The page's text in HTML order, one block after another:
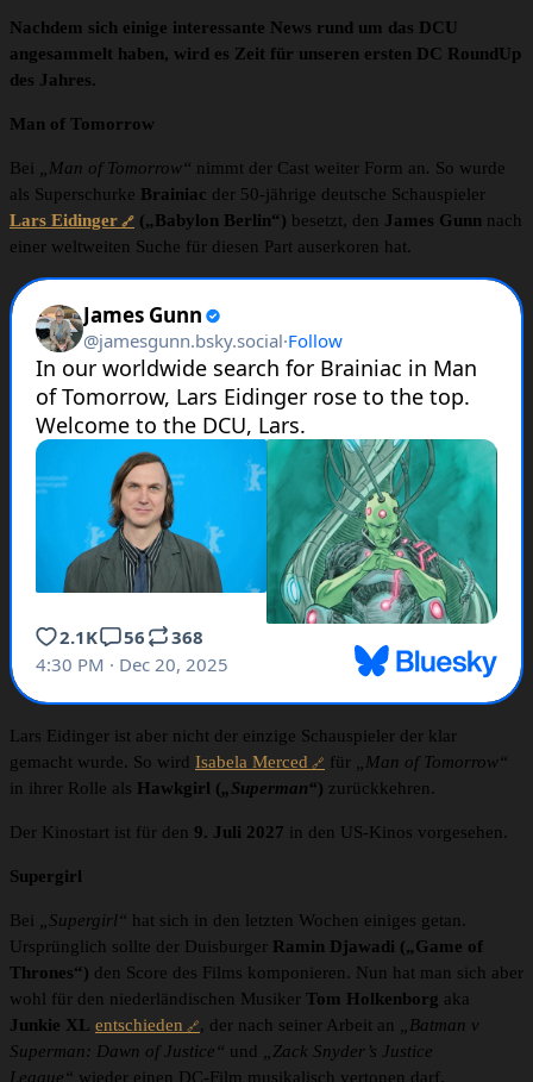
Nachdem sich einige interessante News rund um das DCU
angesammelt haben, wird es Zeit für unseren ersten DC RoundUp
des Jahres.
Man of Tomorrow
Bei „Man of Tomorrow“ nimmt der Cast weiter Form an. So wurde
als Superschurke Brainiac der 50-jährige deutsche Schauspieler
Lars Eidinger
(„Babylon Berlin“) besetzt, den James Gunn nach
einer weltweiten Suche für diesen Part auserkoren hat.
Lars Eidinger ist aber nicht der einzige Schauspieler der klar
gemacht wurde. So wird Isabela Merced für „Man of Tomorrow“
in ihrer Rolle als Hawkgirl („Superman“) zurückkehren.
Der Kinostart ist für den 9. Juli 2027 in den US-Kinos vorgesehen.
Supergirl
Bei „Supergirl“ hat sich in den letzten Wochen einiges getan.
Ursprünglich sollte der Duisburger Ramin Djawadi („Game of
Thrones“) den Score des Films komponieren. Nun hat man sich aber
wohl für den niederländischen Musiker Tom Holkenborg aka
Junkie XL entschieden , der nach seiner Arbeit an „Batman v
Superman: Dawn of Justice“ und „Zack Snyder’s Justice
League“ wieder einen DC-Film musikalisch vertonen darf.